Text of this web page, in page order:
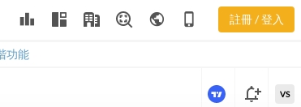
leaderboard public phone_iphone 註冊 / 登入
功能
力
notification_add VS